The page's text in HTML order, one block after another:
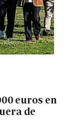
euros en
de